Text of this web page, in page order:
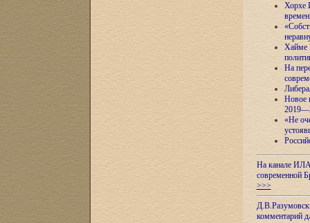
Хорхе
Хайме
На
Новое
«Не
На канале ИЛА
современной
>>>
комментарий